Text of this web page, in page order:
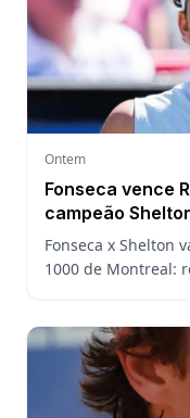
Ontem
Fonseca vence
campeão
1000 de
Fonseca x Shelton
1000 de Montreal: